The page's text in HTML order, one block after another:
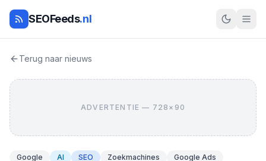
SEOFeeds.nl
Terug naar nieuws
ADVERTENTIE — 728×90
Google AI SEO Zoekmachines
Google Ads